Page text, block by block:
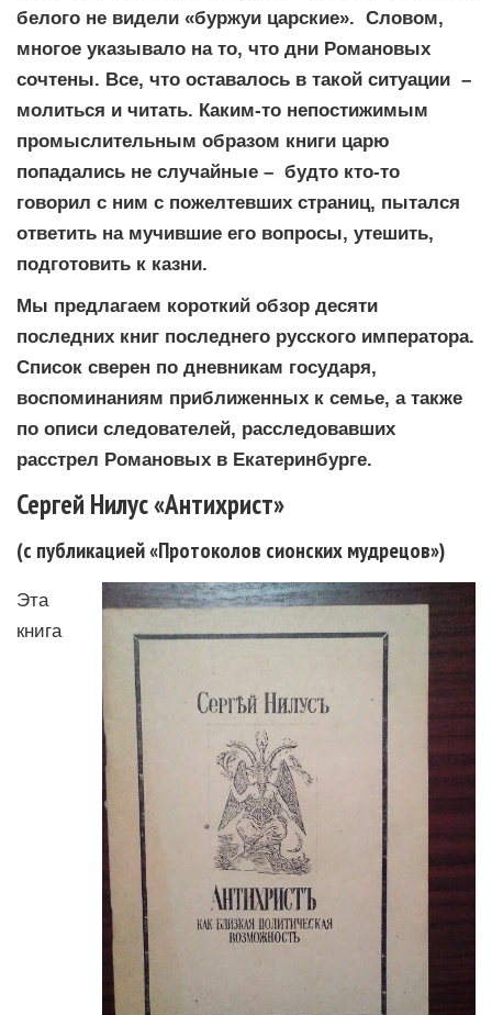
белого не видели «буржуи царские». Словом,
многое указывало на то, что дни Романовых
сочтены. Все, что оставалось в такой ситуации –
молиться и читать. Каким-то непостижимым
промыслительным образом книги царю
попадались не случайные – будто кто-то
говорил с ним с пожелтевших страниц, пытался
ответить на мучившие его вопросы, утешить,
подготовить к казни.
Мы предлагаем короткий обзор десяти
последних книг последнего русского императора.
Список сверен по дневникам государя,
воспоминаниям приближенных к семье, а также
по описи следователей, расследовавших
расстрел Романовых в Екатеринбурге.
Сергей Нилус «Антихрист»
(с публикацией «Протоколов сионских мудрецов»)
Эта
книга